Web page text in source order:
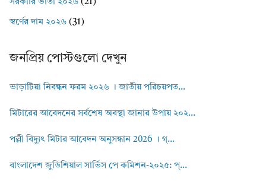
সরকারি ভাতা ২০২৬ (21)
স্বর্ণের দাম ২০২৬ (31)
জনপ্রিয় পোস্টগুলো দেখুন
ভাড়াটিয়া নিবন্ধন ফরম ২০২৬ । জাতীয় পরিচয়পত...
মিটারের আবেদনের সর্বশেষ অবস্থা জানার উপায় ২০২...
পল্লী বিদ্যুৎ মিটার আবেদন অনুসন্ধান 2026 । গ্...
বাংলাদেশ জুডিশিয়াল সার্ভিস পে কমিশন-২০২৫: প্...